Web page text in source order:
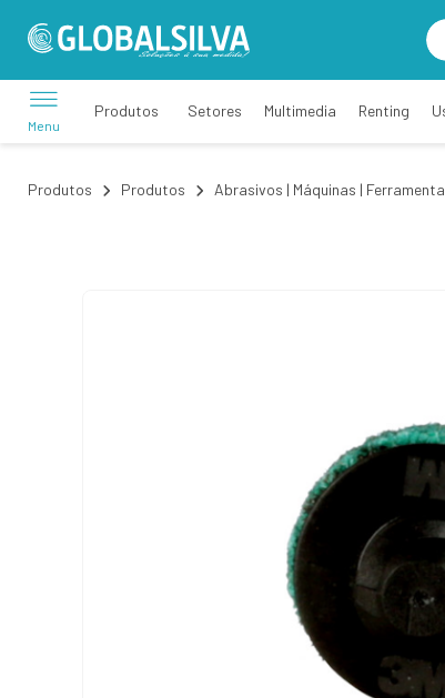
Menu
Produtos Setores Multimedia Renting
Produtos Produtos Abrasivos | Máquinas |